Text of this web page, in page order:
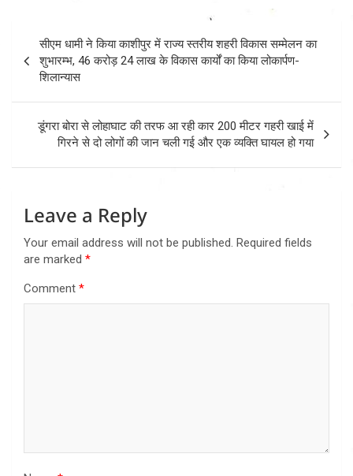
Post
navigation
सीएम धामी ने किया काशीपुर में राज्य स्तरीय शहरी विकास सम्मेलन का
शुभारम्भ, 46 करोड़ 24 लाख के विकास कार्यों का किया लोकार्पण-
शिलान्यास
डूंगरा बोरा से लोहाघाट की तरफ आ रही कार 200 मीटर गहरी खाई में
गिरने से दो लोगों की जान चली गई और एक व्यक्ति घायल हो गया
Leave a Reply
Your email address will not be published. Required fields
are marked *
Comment *